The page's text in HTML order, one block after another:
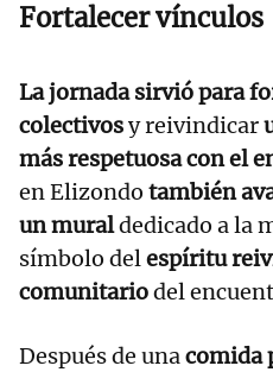
Fortalecer vínculos
La jornada sirvió para
colectivosy reivindicar
más respetuosa con el
en Elizondo también
un muraldedicado a la
símbolo delespíritu
comunitariodel
Después de unacomida